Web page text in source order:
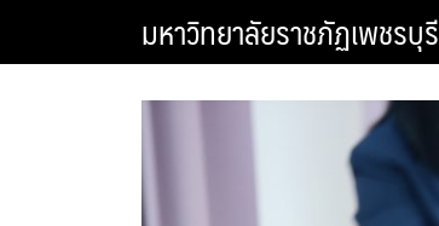
มหาวิทยาลัยราชภัฏเพชรบุรี